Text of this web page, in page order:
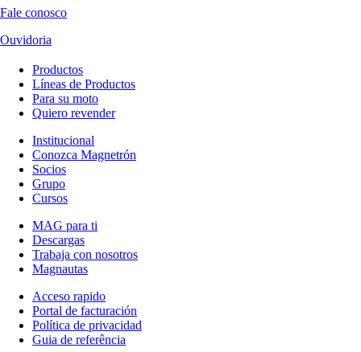
Fale conosco
Ouvidoria
Productos
Líneas de Productos
Para su moto
Quiero revender
Institucional
Conozca Magnetrón
Socios
Grupo
Cursos
MAG para ti
Descargas
Trabaja con nosotros
Magnautas
Acceso rapido
Portal de facturación
Política de privacidad
Guia de referência